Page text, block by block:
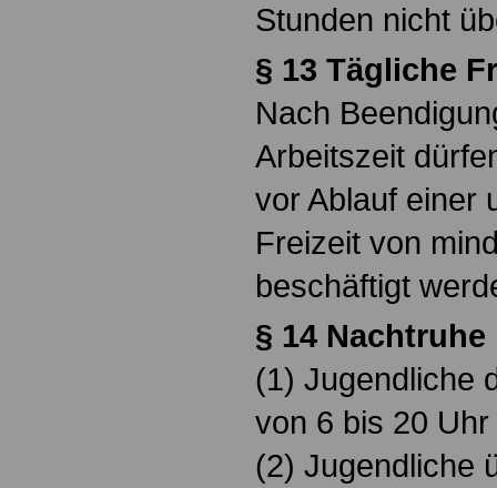
Stunden nicht
§ 13 Tägliche
Nach
Arbeitszeit
vor Ablauf einer
Freizeit von
beschäftigt
§ 14 Nachtruhe
(1) Jugendliche
von 6 bis 20
(2) Jugendliche